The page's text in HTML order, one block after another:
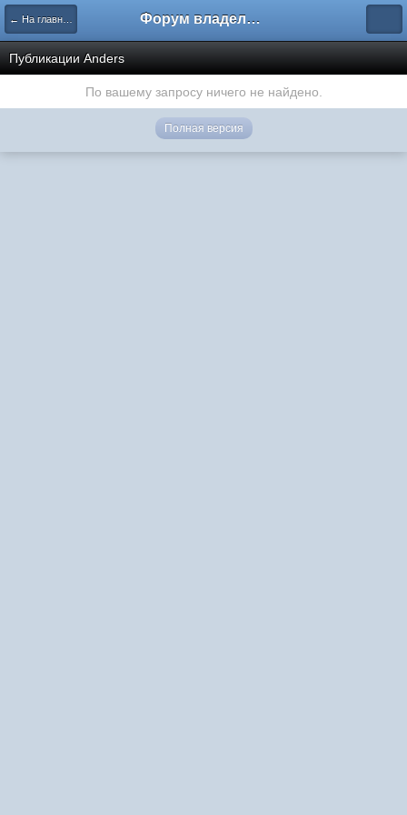
← На главную Форум владельцев интернет-магазинов
Публикации Anders
По вашему запросу ничего не найдено.
Полная версия